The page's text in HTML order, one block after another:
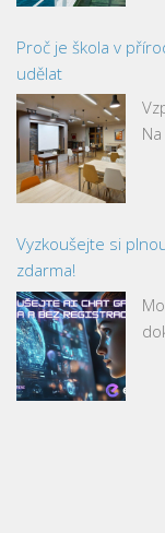
Proč je škola v
udělat
Vyzkoušejte si
zdarma!